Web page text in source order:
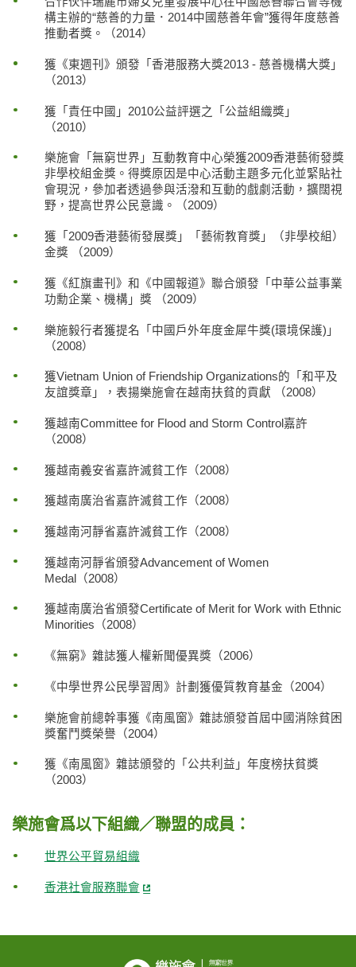
構主辦的“慈善的力量．2014中國慈善年會”獲得年度慈善
推動者獎。（2014）
獲《東週刊》頒發「香港服務大獎2013 - 慈善機構大獎」
（2013）
獲「責任中國」2010公益評選之「公益組織獎」
（2010）
樂施會「無窮世界」互動教育中心榮獲2009香港藝術發獎
非學校組金獎。得獎原因是中心活動主題多元化並緊貼社
會現況，參加者透過參與活潑和互動的戲劇活動，擴闊視
野，提高世界公民意識。（2009）
獲「2009香港藝術發展獎」「藝術教育獎」（非學校組）
金獎 （2009）
獲《紅旗畫刊》和《中國報道》聯合頒發「中華公益事業
功勳企業、機構」獎 （2009）
樂施毅行者獲提名「中國戶外年度金犀牛獎(環境保護)」
（2008）
獲Vietnam Union of Friendship Organizations的「和平及
友誼獎章」，表揚樂施會在越南扶貧的貢獻 （2008）
獲越南Committee for Flood and Storm Control嘉許
（2008）
獲越南義安省嘉許滅貧工作（2008）
獲越南廣治省嘉許滅貧工作（2008）
獲越南河靜省嘉許滅貧工作（2008）
獲越南河靜省頒發Advancement of Women
Medal（2008）
獲越南廣治省頒發Certificate of Merit for Work with Ethnic
Minorities（2008）
《無窮》雜誌獲人權新聞優異獎（2006）
《中學世界公民學習周》計劃獲優質教育基金（2004）
樂施會前總幹事獲《南風窗》雜誌頒發首屆中國消除貧困
獎奮鬥獎榮譽（2004）
獲《南風窗》雜誌頒發的「公共利益」年度榜扶貧獎
（2003）
樂施會爲以下組織／聯盟的成員：
世界公平貿易組織
香港社會服務聯會